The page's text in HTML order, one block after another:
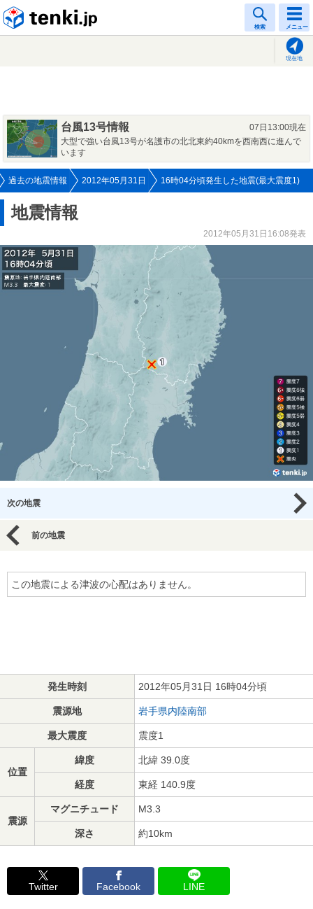
検索 メニュー
現在地
台風13号情報
07日13:00現在
大型で強い台風13号が名護市の北北東約40kmを西南西に進んで
います
過去の地震情報 2012年05月31日 16時04分頃発生した地震(最大震度1)
地震情報
2012年05月31日16:08発表
次の地震
前の地震
この地震による津波の心配はありません。
発生時刻 2012年05月31日 16時04分頃
震源地 岩手県内陸南部
最大震度 震度1
位置
緯度 北緯 39.0度
経度 東経 140.9度
震源
マグニチュード M3.3
深さ 約10km
Twitter Facebook LINE